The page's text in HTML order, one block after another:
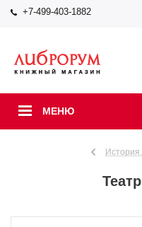
+7-499-403-1882
МЕНЮ